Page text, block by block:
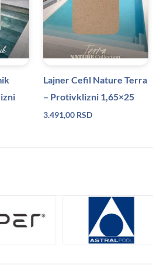
Lajner Cefil Nature Terra
– Protivklizni 1,65×25
3.491,00 RSD